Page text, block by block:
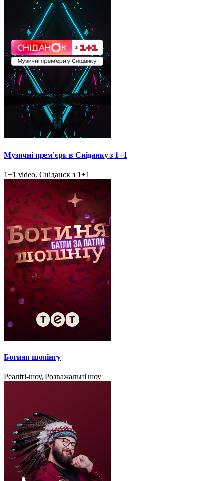
Музичні прем'єри в Сніданку з 1+1
1+1 video, Сніданок з 1+1
Богиня шопінгу
Реаліті-шоу, Розважальні шоу